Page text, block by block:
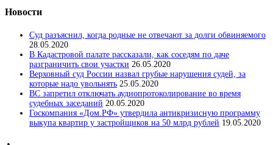
Новости
Суд разъяснил, когда родные не отвечают за долги обвиняемого
28.05.2020
В Кадастровой палате рассказали, как соседям по даче
разграничить свои участки 26.05.2020
Верховный суд России назвал грубые нарушения судей, за
которые надо увольнять 25.05.2020
ВС запретил отключать аудиопротоколирование во время
судебных заседаний 20.05.2020
Госкомпания «Дом.РФ» утвердила антикризисную программу
выкупа квартир у застройщиков на 50 млрд рублей 19.05.2020